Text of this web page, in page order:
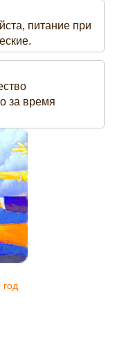
питание при
за время